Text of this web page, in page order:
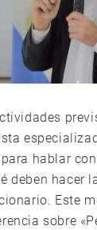
hablar
deben hacer
Este
sobre